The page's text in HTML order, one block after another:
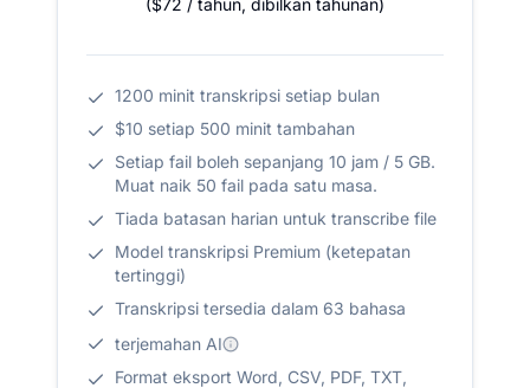
($72 / tahun, dibilkan tahunan)
1200 minit transkripsi setiap bulan
$10 setiap 500 minit tambahan
Setiap fail boleh sepanjang 10 jam / 5 GB.
Muat naik 50 fail pada satu masa.
Tiada batasan harian untuk transcribe file
Model transkripsi Premium (ketepatan
tertinggi)
Transkripsi tersedia dalam 63 bahasa
terjemahan AI
Format eksport Word, CSV, PDF, TXT,